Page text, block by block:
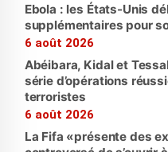
Ebola : les États-Unis
supplémentaires pour
6 août 2026
Abéibara, Kidal et
série d’opérations
terroristes
6 août 2026
La Fifa «présente des